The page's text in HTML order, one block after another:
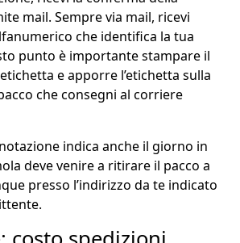
mail. Sempre via mail, ricevi
che identifica la tua
punto è importante stampare il
e apporre l’etichetta sulla
che consegni al corriere
indica anche il giorno in
deve venire a ritirare il pacco a
presso l’indirizzo da te indicato